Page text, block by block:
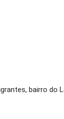
bairro do